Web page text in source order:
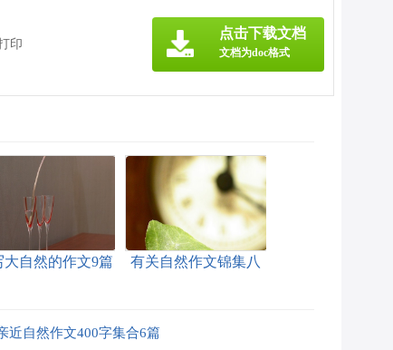
印
点击下载文档
文档为doc格式
大自然的作文9篇
有关自然作文锦集八
近自然作文400字集合6篇